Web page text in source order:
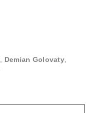
Demian Golovaty,